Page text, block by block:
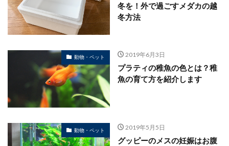
冬を！外で過ごすメダカの越
冬方法
動物・ペット 2019年6月3日
プラティの稚魚の色とは？稚
魚の育て方を紹介します
動物・ペット 2019年5月5日
グッピーのメスの妊娠はお腹